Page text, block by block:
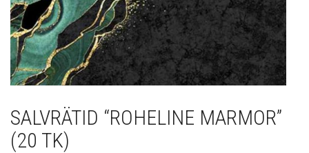
SALVRÄTID “ROHELINE MARMOR”
(20 TK)